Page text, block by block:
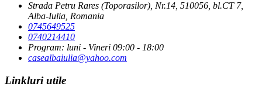
Strada Petru Rares (Toporasilor), Nr.14, 510056, bl.CT 7,
Alba-Iulia, Romania
0745649525
0740214410
Program: luni - Vineri 09:00 - 18:00
casealbaiulia@yahoo.com
Linkluri utile